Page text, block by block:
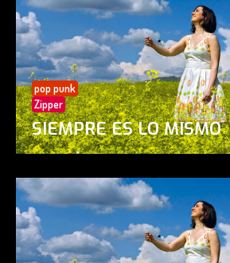
pop punk
Zipper
SIEMPRE ES LO MISMO